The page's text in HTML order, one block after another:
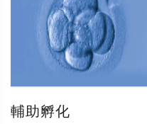
輔助孵化